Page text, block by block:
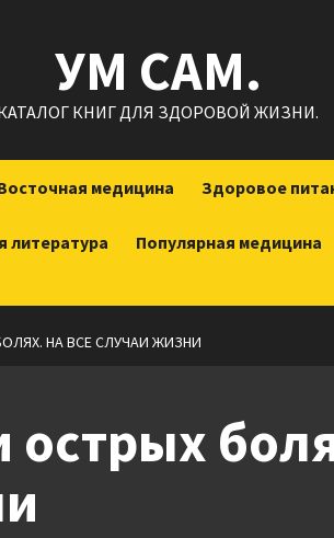
УМ САМ.
КНИГ ДЛЯ ЗДОРОВОЙ ЖИЗНИ.
медицина Здоровое
литература Популярная медицина
НА ВСЕ СЛУЧАИ ЖИЗНИ